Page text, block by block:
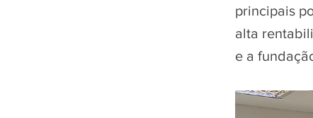
principais
alta
e a